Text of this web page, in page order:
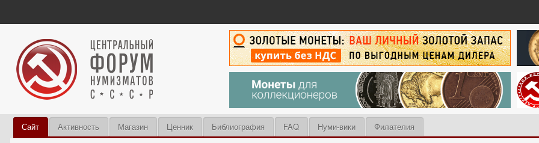
Сайт Активность Магазин Ценник Библиография FAQ Нуми-вики Филателия